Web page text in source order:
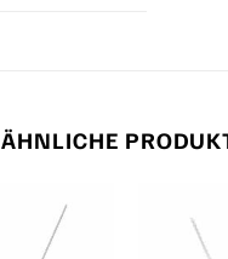
ÄHNLICHE